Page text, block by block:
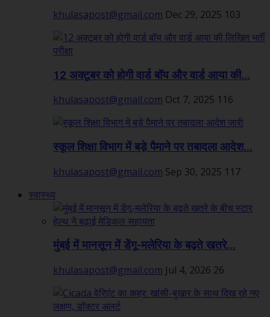
khulasapost@gmail.com Dec 29, 2025 103
12 अक्टूबर को होगी वार्ड बॉय और वार्ड आया की...
khulasapost@gmail.com Oct 7, 2025 116
स्कूल शिक्षा विभाग में बड़े पैमाने पर तबादला आदेश...
khulasapost@gmail.com Sep 30, 2025 117
स्वास्थ्य
मुंबई में मानसून में डेंगू-मलेरिया के बढ़ते खतरे...
khulasapost@gmail.com Jul 4, 2026 26